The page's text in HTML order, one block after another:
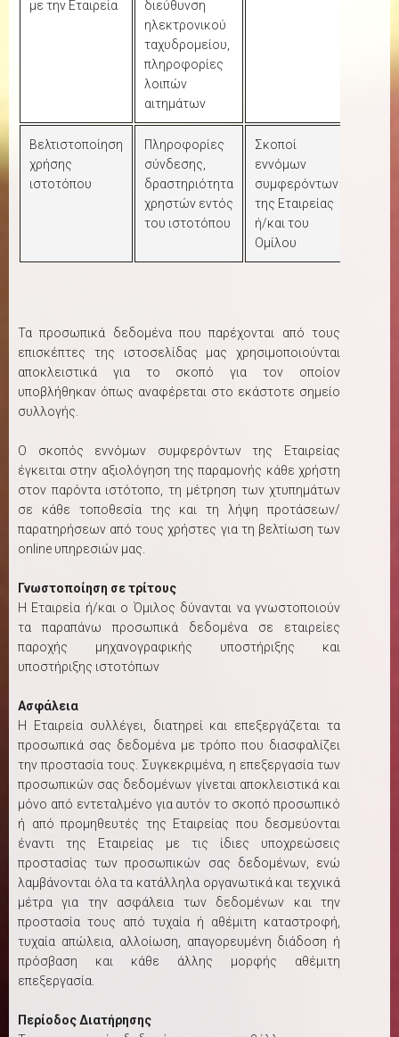
με την Εταιρεία
διεύθυνση
ηλεκτρονικού
ταχυδρομείου,
πληροφορίες
λοιπών
αιτημάτων
Βελτιστοποίηση
χρήσης
ιστοτόπου
Πληροφορίες
σύνδεσης,
δραστηριότητα
χρηστών εντός
του ιστοτόπου
Σκοποί
εννόμων
συμφερόντων
της Εταιρείας
ή/και του
Ομίλου
Τα προσωπικά δεδομένα που παρέχονται από τους
επισκέπτες της ιστοσελίδας μας χρησιμοποιούνται
αποκλειστικά για το σκοπό για τον οποίον
υποβλήθηκαν όπως αναφέρεται στο εκάστοτε σημείο
συλλογής.
Ο σκοπός εννόμων συμφερόντων της Εταιρείας
έγκειται στην αξιολόγηση της παραμονής κάθε χρήστη
στον παρόντα ιστότοπο, τη μέτρηση των χτυπημάτων
σε κάθε τοποθεσία της και τη λήψη προτάσεων/
παρατηρήσεων από τους χρήστες για τη βελτίωση των
online υπηρεσιών μας.
Γνωστοποίηση σε τρίτους
Η Εταιρεία ή/και ο Όμιλος δύνανται να γνωστοποιούν
τα παραπάνω προσωπικά δεδομένα σε εταιρείες
παροχής μηχανογραφικής υποστήριξης και
υποστήριξης ιστοτόπων
Ασφάλεια
Η Εταιρεία συλλέγει, διατηρεί και επεξεργάζεται τα
προσωπικά σας δεδομένα με τρόπο που διασφαλίζει
την προστασία τους. Συγκεκριμένα, η επεξεργασία των
προσωπικών σας δεδομένων γίνεται αποκλειστικά και
μόνο από εντεταλμένο για αυτόν το σκοπό προσωπικό
ή από προμηθευτές της Εταιρείας που δεσμεύονται
έναντι της Εταιρείας με τις ίδιες υποχρεώσεις
προστασίας των προσωπικών σας δεδομένων, ενώ
λαμβάνονται όλα τα κατάλληλα οργανωτικά και τεχνικά
μέτρα για την ασφάλεια των δεδομένων και την
προστασία τους από τυχαία ή αθέμιτη καταστροφή,
τυχαία απώλεια, αλλοίωση, απαγορευμένη διάδοση ή
πρόσβαση και κάθε άλλης μορφής αθέμιτη
επεξεργασία.
Περίοδος Διατήρησης